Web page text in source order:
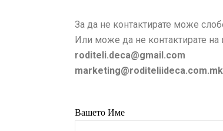
За да не контактирате може
Или може да не контактирате на
roditeli.deca@gmail.com
marketing@roditeliideca.com.mk
Вашето Име